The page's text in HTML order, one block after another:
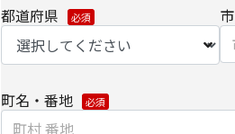
当社は、委託業務により個人情報を外
保持契約を締結し委託先を監督します。
【情報提供の任意性に関して】
個人情報をご提供いただけない場合は
種情報/サービスをお届けできなくなる
都道府県
町名・番地